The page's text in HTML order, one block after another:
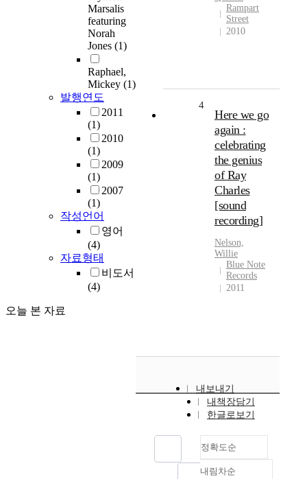
Marsalis
featuring
Norah
Jones (1)
Raphael,
Mickey (1)
발행연도
2011
(1)
2010
(1)
2009
(1)
2007
(1)
작성언어
영어
(4)
자료형태
비도서
(4)
오늘 본 자료
Rampart
Street
2010
4
Here we go
again :
celebrating
the genius
of Ray
Charles
[sound
recording]
Nelson,
Willie
Blue Note
Records
2011
내보내기
내책장담기
한글로보기
정확도순
정확도
내림차순